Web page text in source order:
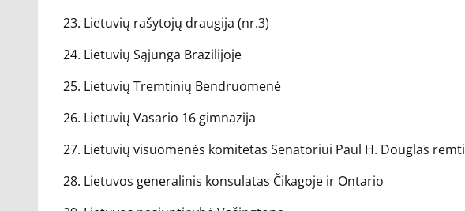
23. Lietuvių rašytojų draugija (nr.3)
24. Lietuvių Sąjunga Brazilijoje
25. Lietuvių Tremtinių Bendruomenė
26. Lietuvių Vasario 16 gimnazija
27. Lietuvių visuomenės komitetas Senatoriui Paul H. Douglas remti
28. Lietuvos generalinis konsulatas Čikagoje ir Ontario